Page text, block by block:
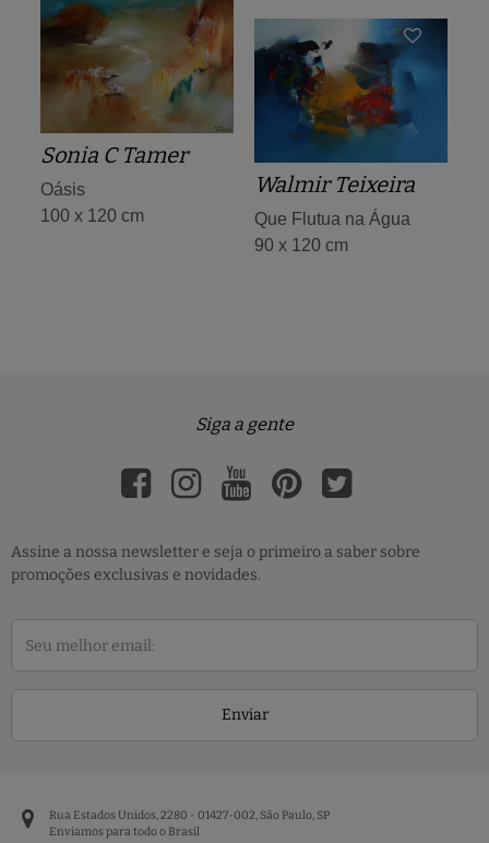
Sonia C Tamer
Oásis
100 x 120 cm
Walmir Teixeira
Que Flutua na Água
90 x 120 cm
Siga a gente
Assine a nossa newsletter e seja o primeiro a saber sobre
promoções exclusivas e novidades.
Enviar
Rua Estados Unidos, 2280 - 01427-002, São Paulo, SP
Enviamos para todo o Brasil